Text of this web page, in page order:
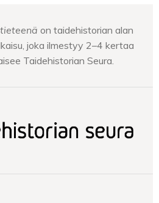
on taidehistorian alan
joka ilmestyy 2–4 kertaa
Taidehistorian Seura.